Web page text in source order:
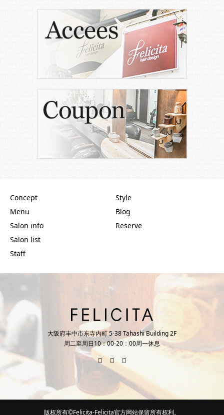
Concept
Menu
Salon info
Salon list
Staff
Style
Blog
Reserve
大阪府丰中市东寺内町 5-38 Tahashi Building 2F
周二至周日10：00-20：00周一休息
版权所有©Felicita-Felicita官方网站保留所有权利。